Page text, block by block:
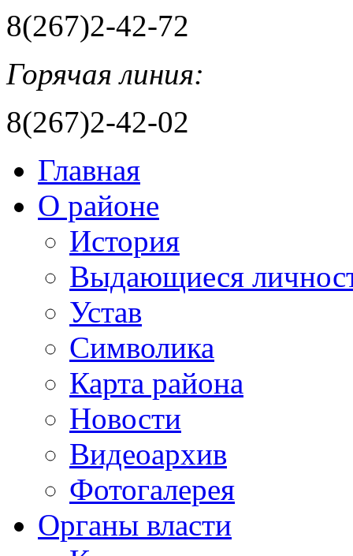
8(267)2-42-72
Горячая линия:
8(267)2-42-02
Главная
О районе
История
Выдающиеся
Устав
Символика
Карта района
Новости
Видеоархив
Фотогалерея
Органы власти